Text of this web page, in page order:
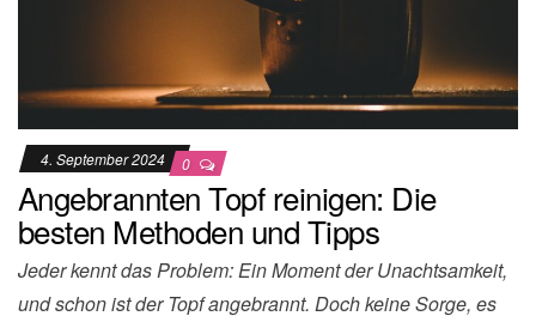
4. September 2024 0
Angebrannten Topf reinigen: Die
besten Methoden und Tipps
Jeder kennt das Problem: Ein Moment der Unachtsamkeit,
und schon ist der Topf angebrannt. Doch keine Sorge, es